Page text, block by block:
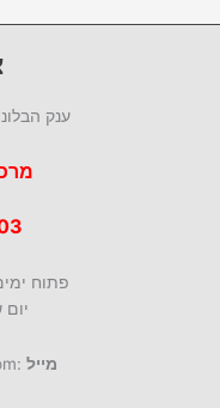
ענק
פתוח ימים א'
יום
מייל :balloncoil@gmail.com